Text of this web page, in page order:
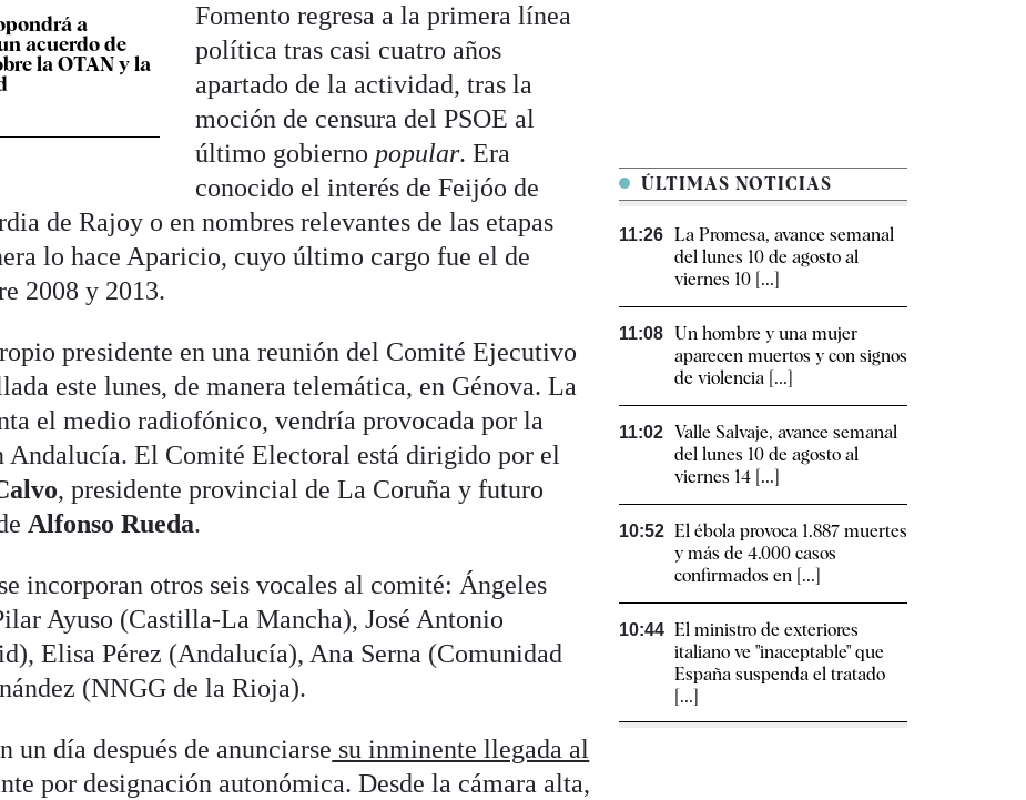
a
acuerdo de
la OTAN y la
Fomento regresa a la primera línea
política tras casi cuatro años
apartado de la actividad, tras la
moción de censura del PSOE al
último gobierno popular. Era
conocido el interés de Feijóo de
de Rajoy o en nombres relevantes de las etapas
lo hace Aparicio, cuyo último cargo fue el de
2008 y 2013.
presidente en una reunión del Comité Ejecutivo
este lunes, de manera telemática, en Génova. La
el medio radiofónico, vendría provocada por la
Andalucía. El Comité Electoral está dirigido por el
, presidente provincial de La Coruña y futuro
Alfonso Rueda.
incorporan otros seis vocales al comité: Ángeles
Ayuso (Castilla-La Mancha), José Antonio
Elisa Pérez (Andalucía), Ana Serna (Comunidad
(NNGG de la Rioja).
un día después de anunciarse su inminente llegada al
por designación autonómica. Desde la cámara alta,
ÚLTIMAS NOTICIAS
11:26 La Promesa, avance semanal
del lunes 10 de agosto al
viernes 10 [...]
11:08 Un hombre y una mujer
aparecen muertos y con signos
de violencia [...]
11:02 Valle Salvaje, avance semanal
del lunes 10 de agosto al
viernes 14 [...]
10:52 El ébola provoca 1.887 muertes
y más de 4.000 casos
confirmados en [...]
10:44 El ministro de exteriores
italiano ve "inaceptable" que
España suspenda el tratado
[...]